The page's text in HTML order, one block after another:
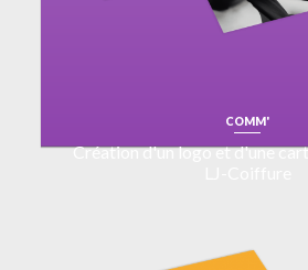
COMM'
Création d'un logo et d'une